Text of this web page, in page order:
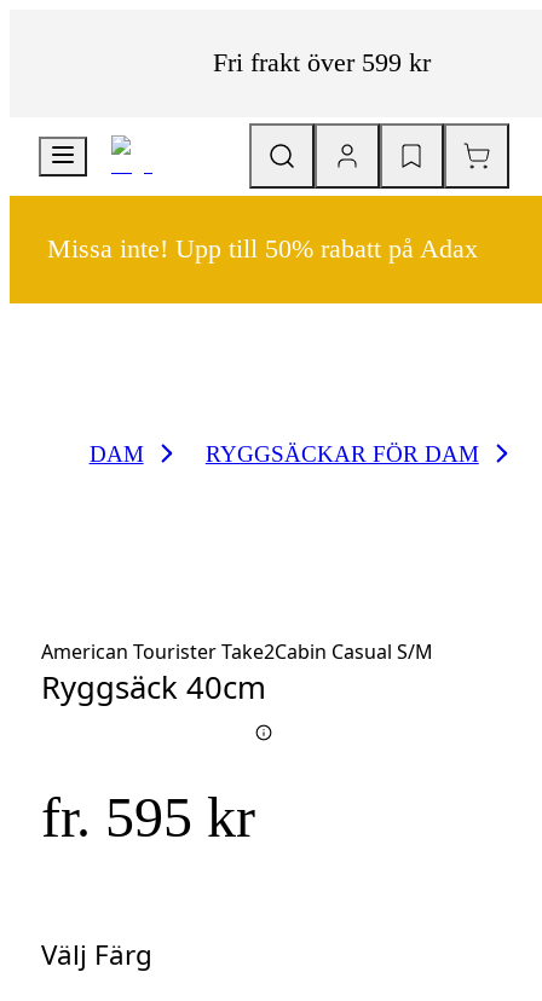
Fri frakt över 599 kr
Missa inte! Upp till 50% rabatt på Adax
DAM RYGGSÄCKAR FÖR DAM
American Tourister Take2Cabin Casual S/M
Ryggsäck 40cm
fr. 595 kr
Välj Färg
Välj Färg